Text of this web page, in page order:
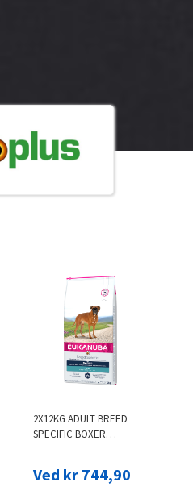
2X12KG ADULT BREED
SPECIFIC BOXER
Ved kr 744,90